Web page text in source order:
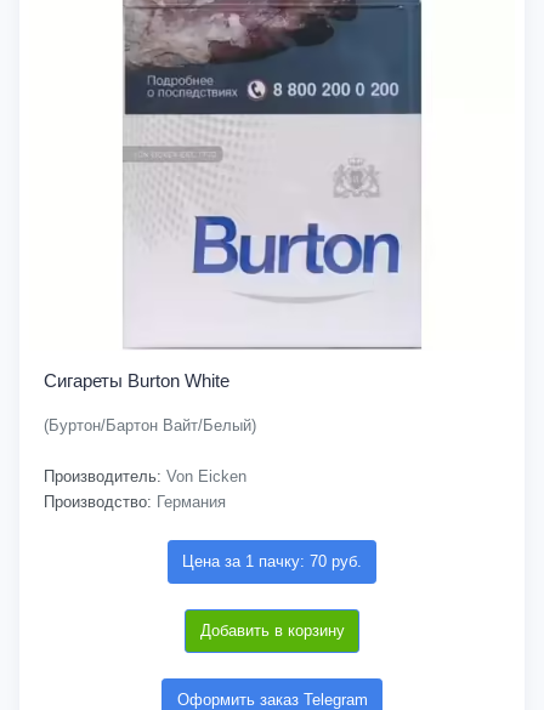
Сигареты Burton White
(Буртон/Бартон Вайт/Белый)
Производитель: Von Eicken
Производство: Германия
Цена за 1 пачку: 70 руб.
Добавить в корзину
Оформить заказ Telegram